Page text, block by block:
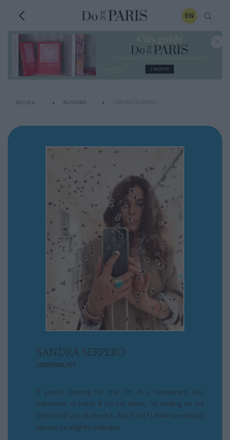
EN
ACCUEIL AUTHORS
SANDRA SERPERO
JOURNALIST
If you're looking for me, I'm in a restaurant, bar,
patisserie or hotel. If I'm not there, I'm writing on my
bed to tell you all about it. And if not? I think we should
always be slightly unlikable.